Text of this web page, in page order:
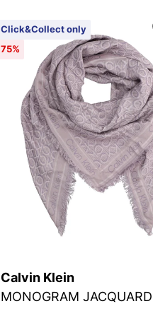
Click&Collect only
75%
Calvin Klein